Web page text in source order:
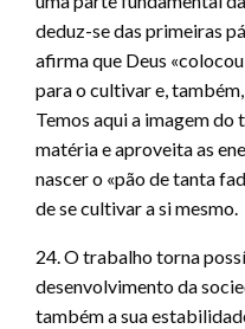
deduz-se das primeiras
afirma que Deus
para o cultivar e,
Temos aqui a imagem
matéria e aproveita as
nascer o «pão de tanta
de se cultivar a si mesmo.
24. O trabalho torna
desenvolvimento da
também a sua